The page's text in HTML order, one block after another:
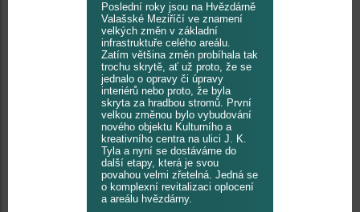
Poslední roky jsou na Hvězdárně
Valašské Meziříčí ve znamení
velkých změn v základní
infrastruktuře celého areálu.
Zatím většina změn probíhala tak
trochu skrytě, ať už proto, že se
jednalo o opravy či úpravy
interiérů nebo proto, že byla
skryta za hradbou stromů. První
velkou změnou bylo vybudování
nového objektu Kulturního a
kreativního centra na ulici J. K.
Tyla a nyní se dostáváme do
další etapy, která je svou
povahou velmi zřetelná. Jedná se
o komplexní revitalizaci oplocení
a areálu hvězdárny.